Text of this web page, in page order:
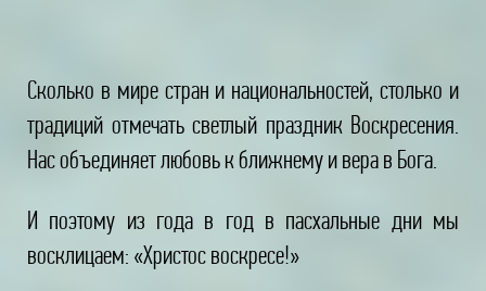
Сколько в мире стран и национальностей, столько и
традиций отмечать светлый праздник Воскресения.
Нас объединяет любовь к ближнему и вера в Бога.
И поэтому из года в год в пасхальные дни мы
восклицаем: «Христос воскресе!»